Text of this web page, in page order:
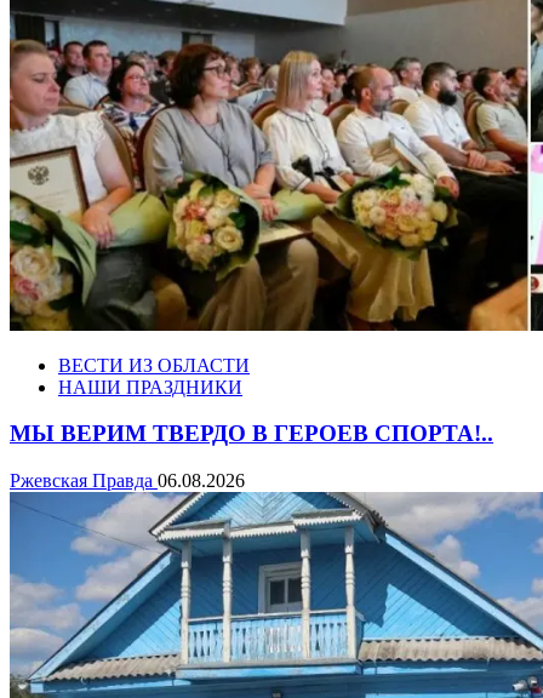
ВЕСТИ ИЗ ОБЛАСТИ
НАШИ ПРАЗДНИКИ
МЫ ВЕРИМ ТВЕРДО В ГЕРОЕВ СПОРТА!..
Ржевская Правда 06.08.2026